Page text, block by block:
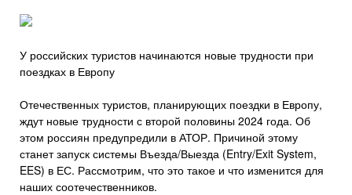
У российских туристов начинаются новые трудности при
поездках в Европу
Отечественных туристов, планирующих поездки в Европу,
ждут новые трудности с второй половины 2024 года. Об
этом россиян предупредили в АТОР. Причиной этому
станет запуск системы Въезда/Выезда (Entry/Exit System,
EES) в ЕС. Рассмотрим, что это такое и что изменится для
наших соотечественников.